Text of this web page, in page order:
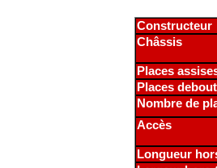
Constructeur
Châssis
Places
Places debout
Nombre de
Accès
Longueur